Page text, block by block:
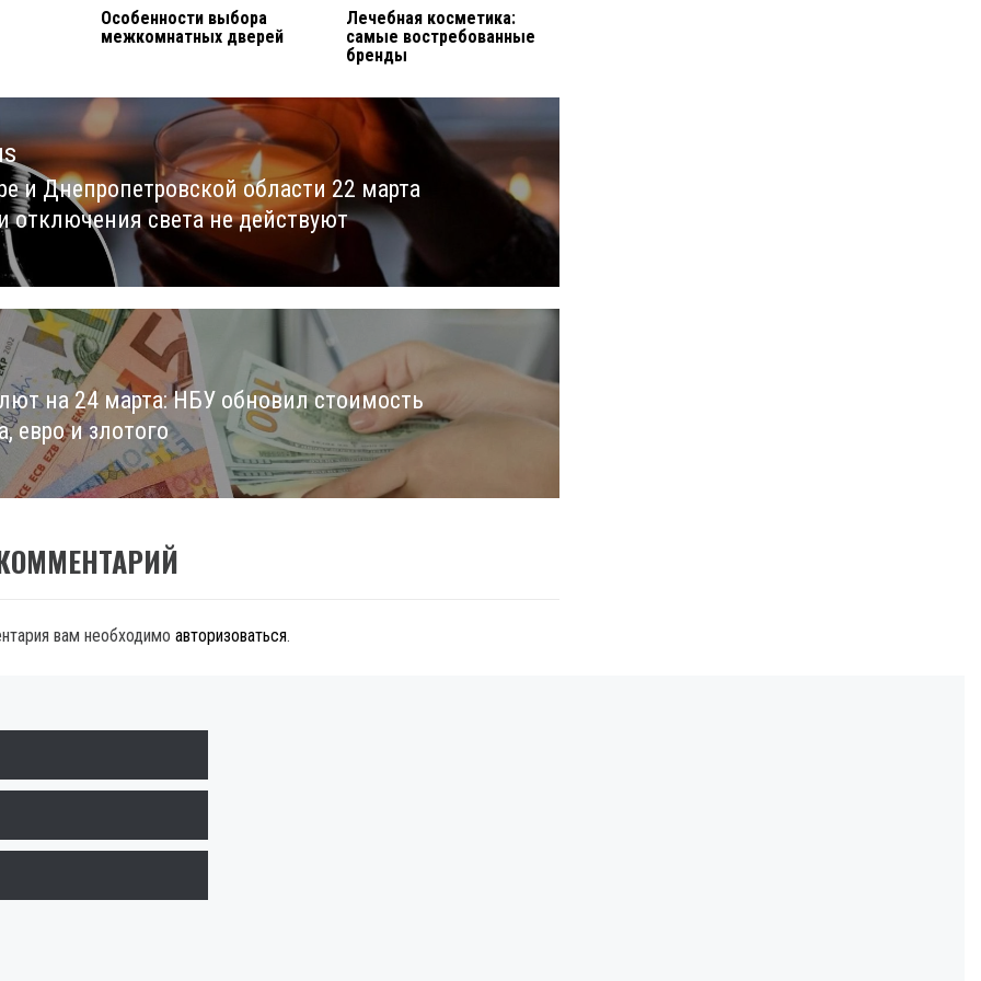
Особенности выбора
межкомнатных дверей
Лечебная косметика:
самые востребованные
бренды
и Днепропетровской области 22 марта
отключения света не действуют
на 24 марта: НБУ обновил стоимость
евро и злотого
вам необходимо авторизоваться.